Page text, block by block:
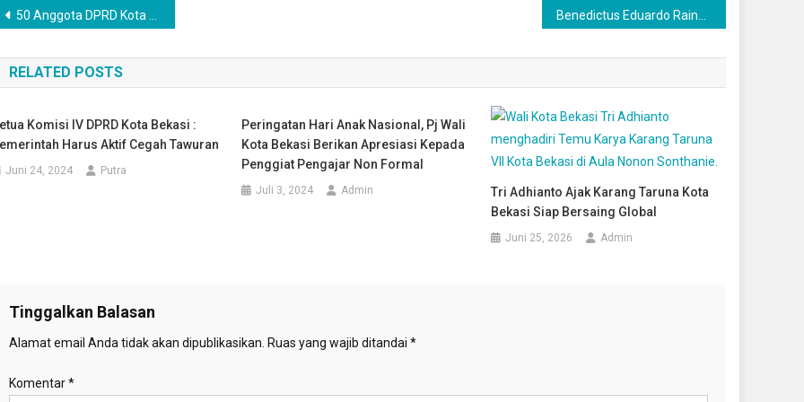
50 Anggota DPRD Kota Bekasi Di Lantik Hari Ini
RELATED POSTS
Komisi IV DPRD Kota Bekasi :
Harus Aktif Cegah Tawuran
Juni 24, 2024 Putra
Peringatan Hari Anak Nasional, Pj Wali
Kota Bekasi Berikan Apresiasi Kepada
Penggiat Pengajar Non Formal
Juli 3, 2024 Admin
Tri Adhianto Ajak Karang Taruna Kota
Bekasi Siap Bersaing Global
Juni 25, 2026 Admin
Tinggalkan Balasan
Alamat email Anda tidak akan dipublikasikan. Ruas yang wajib ditandai *
Komentar*